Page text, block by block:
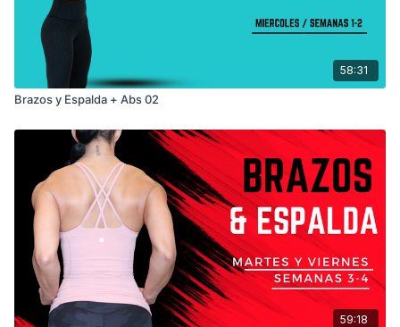
58:31
Brazos y Espalda + Abs 02
59:18